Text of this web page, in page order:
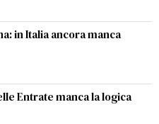
in Italia ancora manca
Entrate manca la logica